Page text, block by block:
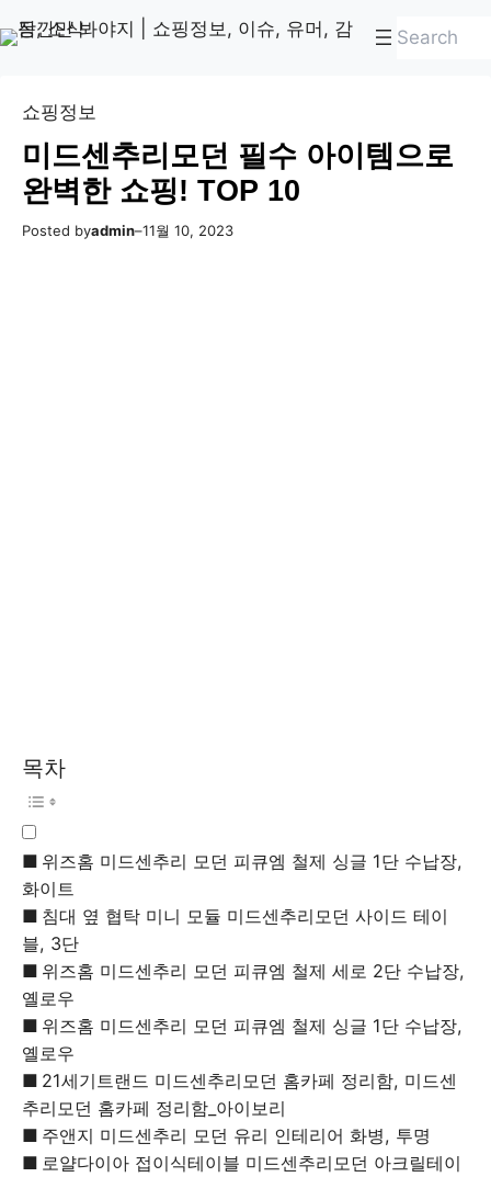
텐
to
검
쇼핑정보
미드센추리모던 필수 아이템으로
완벽한 쇼핑! TOP 10
Posted byadmin–11월 10, 2023
목차
위즈홈 미드센추리 모던 피큐엠 철제 싱글 1단 수납장,
화이트
침대 옆 협탁 미니 모듈 미드센추리모던 사이드 테이
블, 3단
위즈홈 미드센추리 모던 피큐엠 철제 세로 2단 수납장,
옐로우
위즈홈 미드센추리 모던 피큐엠 철제 싱글 1단 수납장,
옐로우
21세기트랜드 미드센추리모던 홈카페 정리함, 미드센
추리모던 홈카페 정리함_아이보리
주앤지 미드센추리 모던 유리 인테리어 화병, 투명
로얄다이아 접이식테이블 미드센추리모던 아크릴테이